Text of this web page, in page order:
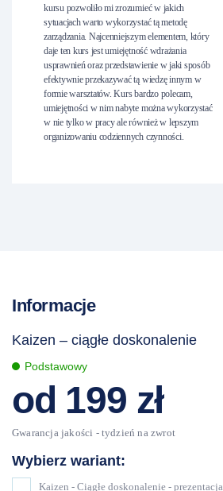
kursu pozwoliło mi zrozumieć w jakich
sytuacjach warto wykorzystać tą metodę
zarządzania. Najcenniejszym elementem, który
daje ten kurs jest umiejętność wdrażania
usprawnień oraz przedstawienie w jaki sposób
efektywnie przekazywać tą wiedzę innym w
formie warsztatów. Kurs bardzo polecam,
umiejętności w nim nabyte można wykorzystać
w nie tylko w pracy ale również w lepszym
organizowaniu codziennych czynności.
Informacje
Kaizen – ciągłe doskonalenie
Podstawowy
od 199 zł
Kaizen - Ciągłe doskonalenie - prezentacja